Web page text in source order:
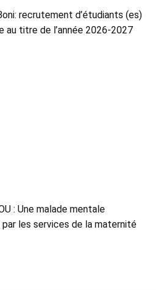
recrutement d’étudiants (es)
au titre de l’année 2026-2027
: Une malade mentale
les services de la maternité